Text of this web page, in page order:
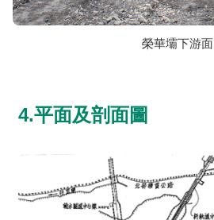
榮華壩下游面
4.平面及剖面圖